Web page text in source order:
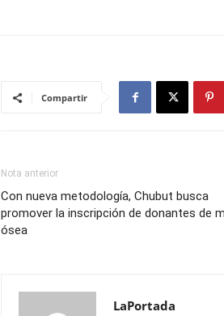
Compartir
Nota anterior
Con nueva metodología, Chubut busca
promover la inscripción de donantes de
ósea
LaPortada